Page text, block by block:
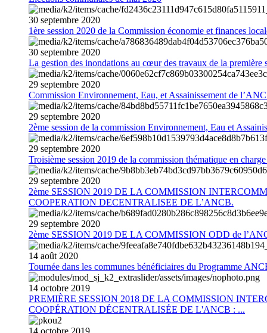
30 septembre 2020
1ère session 2020 de la Commission économie et finances
30 septembre 2020
La gestion des inondations au cœur des travaux de la première
29 septembre 2020
Commission Environnement, Eau, et Assainissement de
29 septembre 2020
2ème session de la commission Environnement, Eau et
29 septembre 2020
Troisième session 2019 de la commission thématique en
29 septembre 2020
2ème SESSION 2019 DE LA COMMISSION
COOPERATION DECENTRALISEE DE L’ANCB.
29 septembre 2020
2ème SESSION 2019 DE LA COMMISSION ODD de
14 août 2020
Tournée dans les communes bénéficiaires du Programme
14 octobre 2019
PREMIÈRE SESSION 2018 DE LA COMMISSION
COOPÉRATION DÉCENTRALISÉE DE L'ANCB : ...
14 octobre 2019